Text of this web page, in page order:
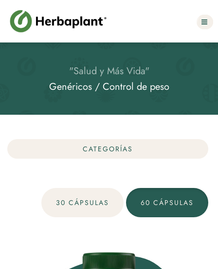
"Salud y Más Vida"
Genéricos / Control de peso
CATEGORÍAS
30 CÁPSULAS 60 CÁPSULAS
Select Language▼